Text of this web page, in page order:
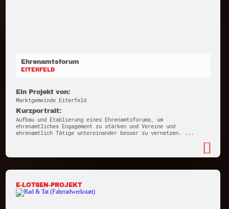
Ehrenamtsforum
EITERFELD
Ein Projekt von:
Marktgemeinde Eiterfeld
Kurzportrait:
Aufbau und Etablierung eines Ehrenamtsforums, um
ehrenamtliches Engagement zu stärken und Vereine und
ehrenamtlich Tätige untereinander besser zu vernetzen. ...
E-LOTSEN-PROJEKT